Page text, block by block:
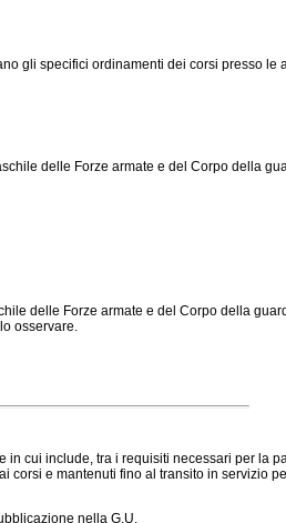
specifici ordinamenti dei corsi presso
delle Forze armate e del Corpo della
delle Forze armate e del Corpo della
osservare.
cui include, tra i requisiti necessari per la
e mantenuti fino al transito in servizio
nella G.U.